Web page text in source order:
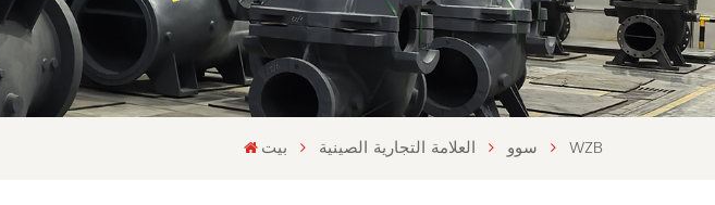
Indonesia
بيت العلامة التجارية الصينية سوو WZB